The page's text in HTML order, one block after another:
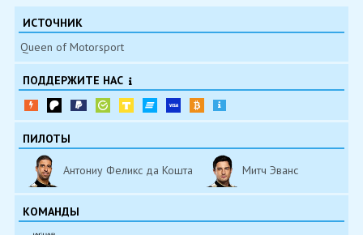
ИСТОЧНИК
Queen of Motorsport
ПОДДЕРЖИТЕ НАС
ПИЛОТЫ
Антониу Феликс да Кошта Митч Эванс
КОМАНДЫ